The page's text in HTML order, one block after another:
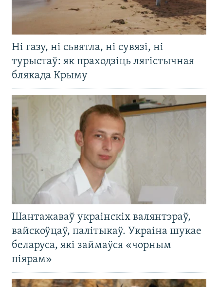
Ні газу, ні сьвятла, ні сувязі, ні
турыстаў: як праходзіць лягістычная
блякада Крыму
Шантажаваў украінскіх валянтэраў,
вайскоўцаў, палітыкаў. Украіна шукае
беларуса, які займаўся «чорным
піярам»